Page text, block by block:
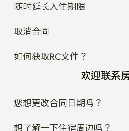
欢迎联系房
您想更改合同日期吗？
想了解一下住宿周边吗？
想知道住宿规则吗？